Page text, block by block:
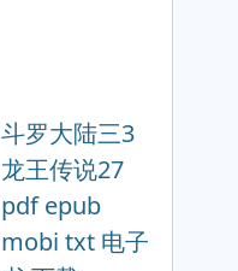
斗罗大陆三3
龙王传说27
pdf epub
mobi txt 电子